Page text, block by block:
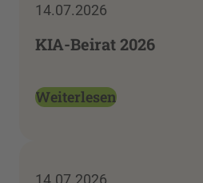
14.07.2026
KIA-Beirat 2026
Weiterlesen
14.07.2026